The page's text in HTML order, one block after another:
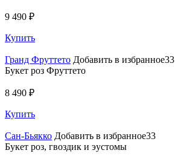
9 490 ₽
Купить
Гранд Фруттето Добавить в избранное33
Букет роз Фруттето
8 490 ₽
Купить
Сан-Бьякко Добавить в избранное33
Букет роз, гвоздик и эустомы